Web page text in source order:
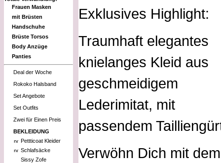
Frauen Masken
mit Brüsten
Handschuhe
Brüste Torsos
Body Anzüge
Panties
Deal der Woche
Rokoko Halsband
Set Angebote
Set Outfits
Zwei für Einen Preis
BEKLEIDUNG
Pettticoat Kleider
Schlafsäcke
Sissy Zofe
Exklusives Highlight:
Traumhaft elegantes
knielanges Kleid aus
geschmeidigem
Lederimitat, mit
passendem
Verwöhn Dich mit dem